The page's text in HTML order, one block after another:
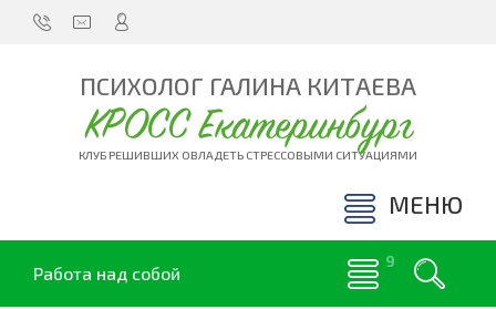
ПСИХОЛОГ ГАЛИНА КИТАЕВА
КРОСС Екатеринбург
КЛУБ РЕШИВШИХ ОВЛАДЕТЬ СТРЕССОВЫМИ СИТУАЦИЯМИ
МЕНЮ
Работа над собой